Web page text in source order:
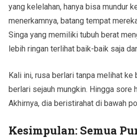
yang kelelahan, hanya bisa mundur
menerkamnya, batang tempat
Singa yang memiliki tubuh berat
lebih ringan terlihat baik-baik saja
Kali ini, rusa berlari tanpa melihat ke
berlari sejauh mungkin. Hingga sore
Akhirnya, dia beristirahat di bawah
Kesimpulan: Semua